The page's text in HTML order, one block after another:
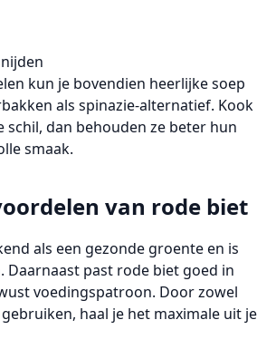
kun je bovendien heerlijke soep
als spinazie-alternatief. Kook
schil , dan behouden ze beter hun
smaak.
van rode biet
als een gezonde groente en is
. Daarnaast past rode biet goed in
voedingspatroon. Door zowel
haal je het maximale uit je